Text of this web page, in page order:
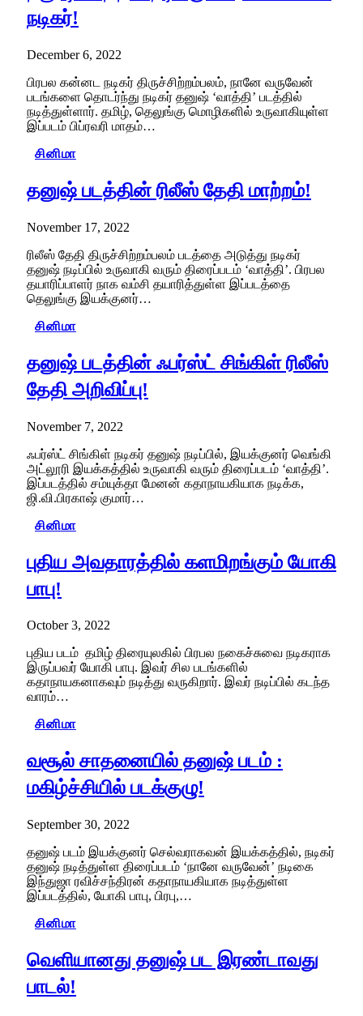
நடிகர்!
December 6, 2022
பிரபல கன்னட நடிகர் திருச்சிற்றம்பலம், நானே வருவேன்
படங்களை தொடர்ந்து நடிகர் தனுஷ் ‘வாத்தி’ படத்தில்
நடித்துள்ளார். தமிழ், தெலுங்கு மொழிகளில் உருவாகியுள்ள
இப்படம் பிப்ரவரி மாதம்…
சினிமா
தனுஷ் படத்தின் ரிலீஸ் தேதி மாற்றம்!
November 17, 2022
ரிலீஸ் தேதி திருச்சிற்றம்பலம் படத்தை அடுத்து நடிகர்
தனுஷ் நடிப்பில் உருவாகி வரும் திரைப்படம் ‘வாத்தி’. பிரபல
தயாரிப்பாளர் நாக வம்சி தயாரித்துள்ள இப்படத்தை
தெலுங்கு இயக்குனர்…
சினிமா
தனுஷ் படத்தின் ஃபர்ஸ்ட் சிங்கிள் ரிலீஸ்
தேதி அறிவிப்பு!
November 7, 2022
ஃபர்ஸ்ட் சிங்கிள் நடிகர் தனுஷ் நடிப்பில், இயக்குனர் வெங்கி
அட்லூரி இயக்கத்தில் உருவாகி வரும் திரைப்படம் ‘வாத்தி’.
இப்படத்தில் சம்யுக்தா மேனன் கதாநாயகியாக நடிக்க,
ஜி.வி.பிரகாஷ் குமார்…
சினிமா
புதிய அவதாரத்தில் களமிறங்கும் யோகி
பாபு!
October 3, 2022
புதிய படம் தமிழ் திரையுலகில் பிரபல நகைச்சுவை நடிகராக
இருப்பவர் யோகி பாபு. இவர் சில படங்களில்
கதாநாயகனாகவும் நடித்து வருகிறார். இவர் நடிப்பில் கடந்த
வாரம்…
சினிமா
வசூல் சாதனையில் தனுஷ் படம் :
மகிழ்ச்சியில் படக்குழு!
September 30, 2022
தனுஷ் படம் இயக்குனர் செல்வராகவன் இயக்கத்தில், நடிகர்
தனுஷ் நடித்துள்ள திரைப்படம் ‘நானே வருவேன்’ நடிகை
இந்துஜா ரவிச்சந்திரன் கதாநாயகியாக நடித்துள்ள
இப்படத்தில், யோகி பாபு, பிரபு,…
சினிமா
வெளியானது தனுஷ் பட இரண்டாவது
பாடல்!